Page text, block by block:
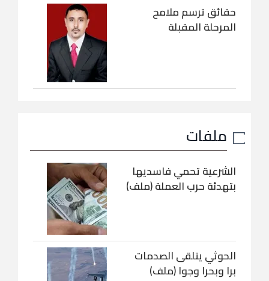
حقائق ترسم ملامح
المرحلة المقبلة
ملفات
الشرعية تحمي فاسديها
بتهدئة حرب العملة (ملف)
الحوثي يتلقى الصدمات
برا وبحرا وجوا (ملف)